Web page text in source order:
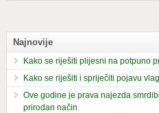
Najnovije
Kako se riješiti plijesni na potpuno
Kako se riješiti i spriječiti pojavu
Ove godine je prava najezda
prirodan način